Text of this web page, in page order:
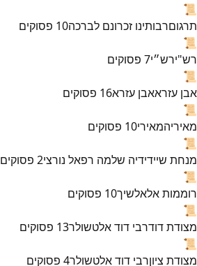
📜
תרגוםרבותינו זכרונם לברכה10 פסוקים
📜
רש"ירש״י7 פסוקים
📜
אבן עזראאבן עזרא16 פסוקים
📜
מאיריהמאירי10 פסוקים
📜
מנחת שיידידיה שלמה רפאל נורצי2 פסוקים
📜
רוממות אלאלשיך10 פסוקים
📜
מצודת דודרבי דוד אלטשולר13 פסוקים
📜
מצודת ציוןרבי דוד אלטשולר4 פסוקים